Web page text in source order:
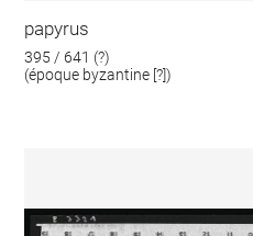
papyrus
395 / 641 (?)
(époque byzantine [?])